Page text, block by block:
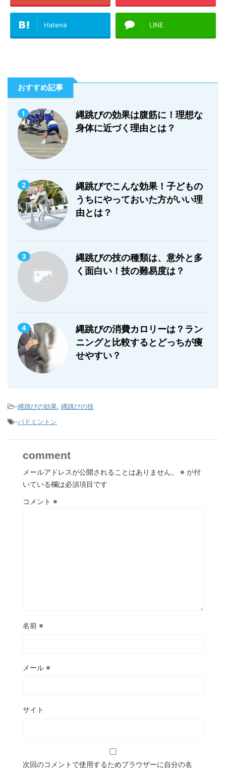
Hatena LINE
おすすめ記事
1
縄跳びの効果は腹筋に！理想な
身体に近づく理由とは？
2
縄跳びでこんな効果！子どもの
うちにやっておいた方がいい理
由とは？
3
縄跳びの技の種類は、意外と多
く面白い！技の難易度は？
4
縄跳びの消費カロリーは？ラン
ニングと比較するとどっちが痩
せやすい？
-縄跳びの効果, 縄跳びの技
-バドミントン
comment
メールアドレスが公開されることはありません。 ※ が付
いている欄は必須項目です
コメント ※
名前 ※
メール ※
サイト
次回のコメントで使用するためブラウザーに自分の名